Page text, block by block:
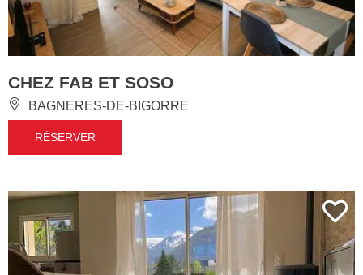
CHEZ FAB ET SOSO
BAGNERES-DE-BIGORRE
RÉSERVER